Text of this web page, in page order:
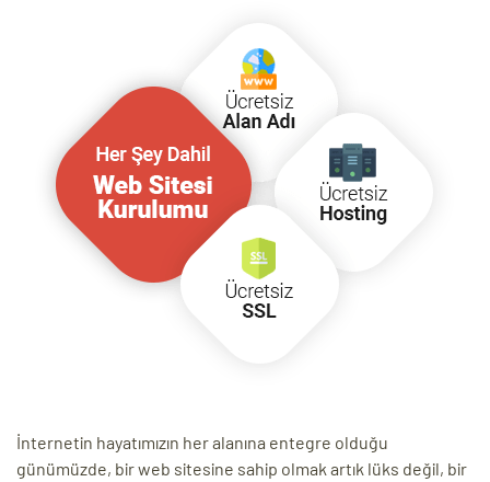
İnternetin hayatımızın her alanına entegre olduğu
günümüzde, bir web sitesine sahip olmak artık lüks değil, bir